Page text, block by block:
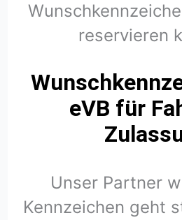
reservieren
eVB für
Unser Partner
Kennzeichen geht